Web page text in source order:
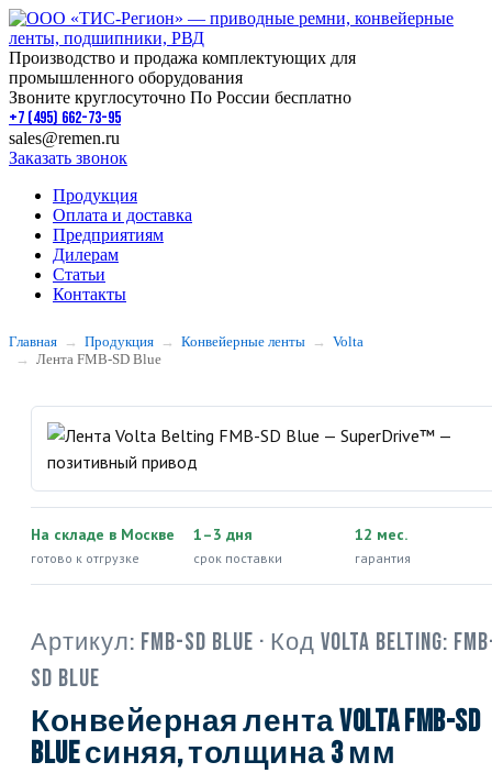
Производство и продажа комплектующих для
промышленного оборудования
Звоните круглосуточно По России бесплатно
+7 (495) 662-73-95
sales@remen.ru
Заказать звонок
Продукция
Оплата и доставка
Предприятиям
Дилерам
Статьи
Контакты
Главная Продукция Конвейерные ленты
Volta
Лента FMB-SD Blue
На складе в Москве
готово к отгрузке
1–3 дня
срок поставки
12 мес.
гарантия
Артикул: FMB-SD Blue · Код Volta Belting:
SD Blue
Конвейерная лента Volta FMB-SD
Blue синяя, толщина 3 мм